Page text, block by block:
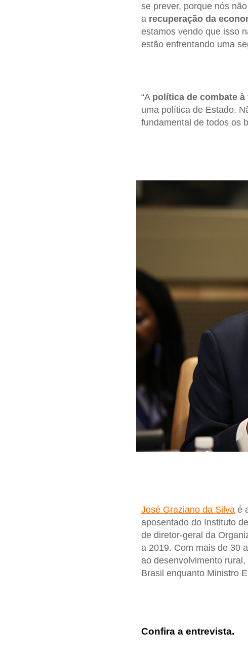
se prever, porque nós
a recuperação da
estamos vendo que isso
estão enfrentando uma
“A política de combate à
uma política de Estado.
fundamental de todos os
José Graziano da Silvaé
aposentado do Instituto
de diretor-geral da
a 2019. Com mais de 30
ao desenvolvimento
Brasil enquanto Ministro
Confira a entrevista.